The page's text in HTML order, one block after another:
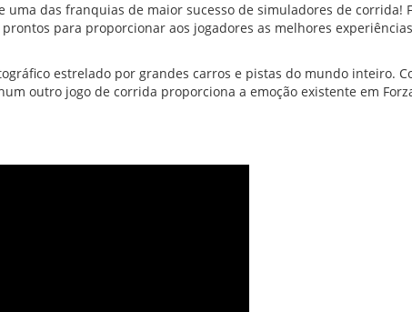
das franquias de maior sucesso de simuladores de corrida!
para proporcionar aos jogadores as melhores
estrelado por grandes carros e pistas do mundo inteiro.
outro jogo de corrida proporciona a emoção existente em